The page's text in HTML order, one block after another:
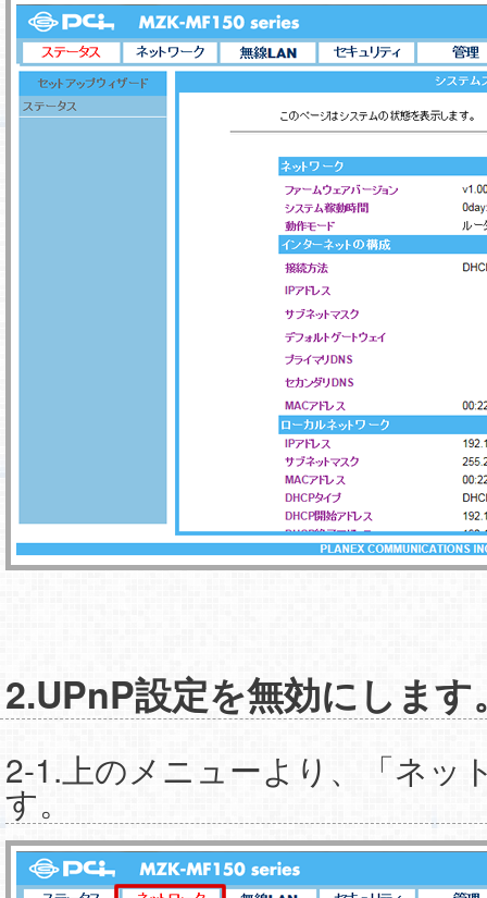
2.UPnP設定を無効にします
2-1.上のメニューより、「ネッ
す。